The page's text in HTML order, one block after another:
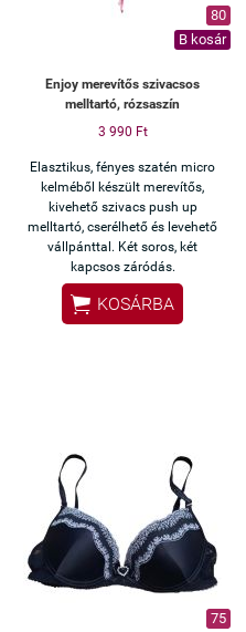
80
B kosár
Enjoy merevítős szivacsos
melltartó, rózsaszín
3 990 Ft
Elasztikus, fényes szatén micro
kelméből készült merevítős,
kivehető szivacs push up
melltartó, cserélhető és levehető
vállpánttal. Két soros, két
kapcsos záródás.
 KOSÁRBA
75